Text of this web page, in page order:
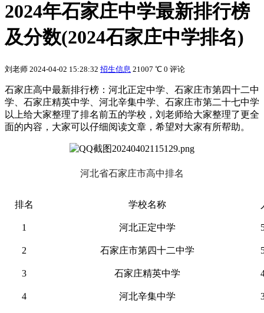
2024年石家庄中学最新排行榜
及分数(2024石家庄中学排名)
刘老师 2024-04-02 15:28:32 招生信息 21007 ℃ 0 评论
石家庄高中最新排行榜：河北正定中学、石家庄市第四十二中
学、石家庄精英中学、河北辛集中学、石家庄市第二十七中学
以上给大家整理了排名前五的学校，刘老师给大家整理了更全
面的内容，大家可以仔细阅读文章，希望对大家有所帮助。
河北省石家庄市高中排名
排名 学校名称
1 河北正定中学
2 石家庄市第四十二中学
3 石家庄精英中学
4 河北辛集中学